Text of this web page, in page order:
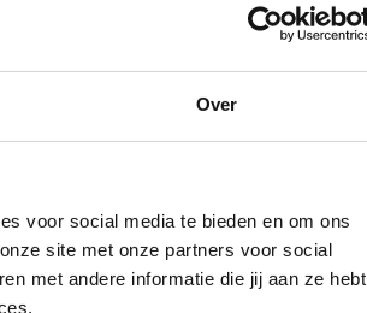
Over
voor social media te bieden en om ons
site met onze partners voor social
met andere informatie die jij aan ze hebt